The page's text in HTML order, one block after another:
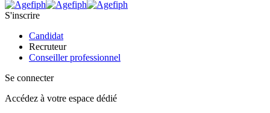
S'inscrire
Candidat
Recruteur
Conseiller professionnel
Se connecter
Accédez à votre espace dédié